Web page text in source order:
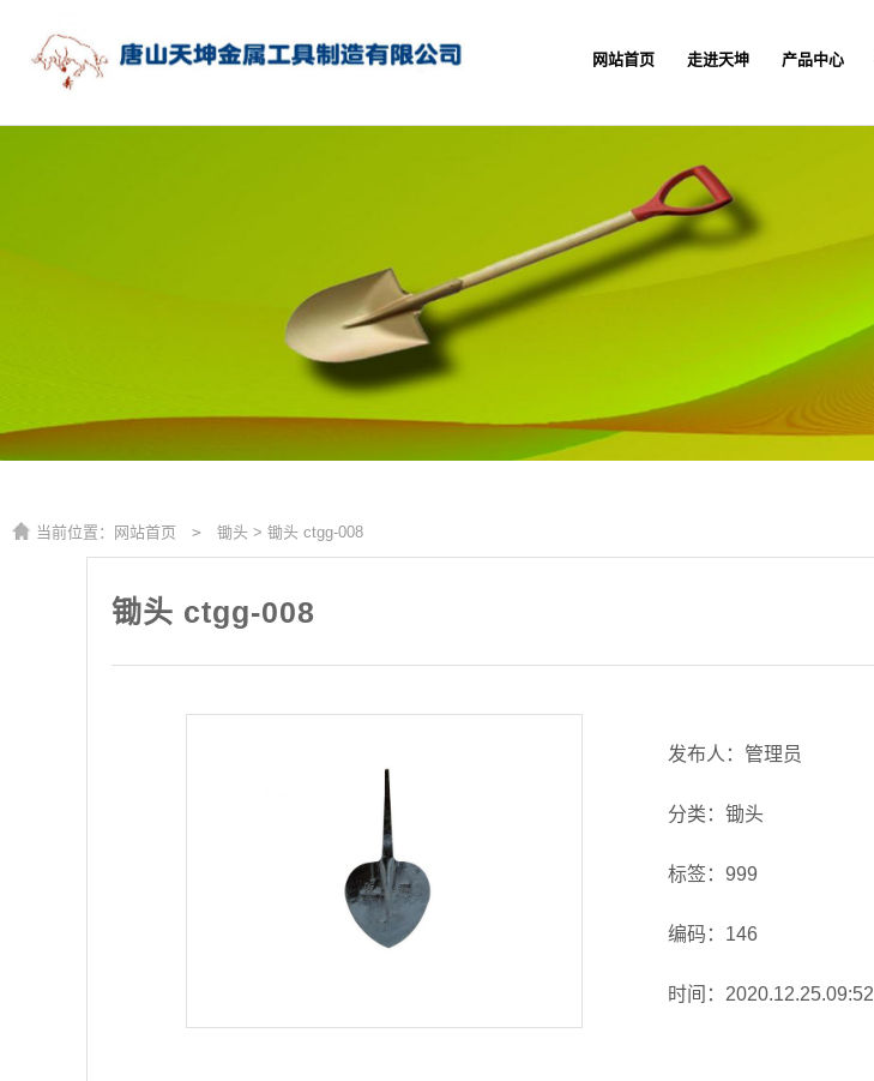
网站首页 走进天坤 产品中心
当前位置： 网站首页 > 锄头 > 锄头 ctgg-008
锄头 ctgg-008
发布人：管理员
分类：锄头
标签：999
编码：146
时间：2020.12.25.09:52